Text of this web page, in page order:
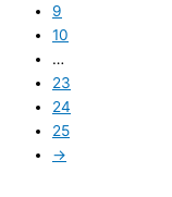
9
10
…
23
24
25
→